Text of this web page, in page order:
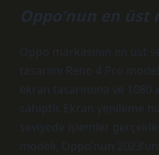
Oppo’nun en
Oppo markasının en üst
tasarımı Reno 4 Pro
ekran tasarımına ve
sahiptir. Ekran yenileme
seviyede işlemler
modeli, Oppo’nun